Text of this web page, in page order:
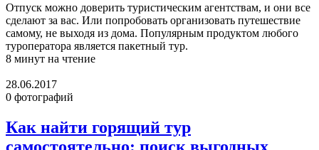
Отпуск можно доверить туристическим агентствам, и они все
сделают за вас. Или попробовать организовать путешествие
самому, не выходя из дома. Популярным продуктом любого
туроператора является пакетный тур.
8 минут на чтение
28.06.2017
0 фотографий
Как найти горящий тур
самостоятельно: поиск выгодных